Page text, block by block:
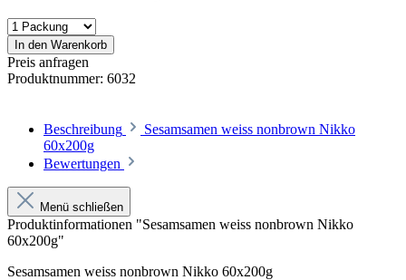
In den Warenkorb
Preis anfragen
Produktnummer: 6032
Beschreibung
Sesamsamen weiss nonbrown Nikko
60x200g
Bewertungen
Menü schließen
Produktinformationen "Sesamsamen weiss nonbrown Nikko
60x200g"
Sesamsamen weiss nonbrown Nikko 60x200g